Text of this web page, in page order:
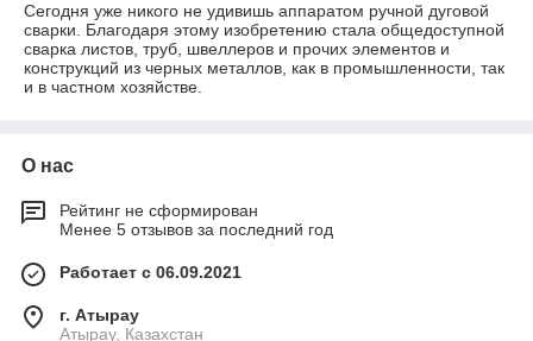
Сегодня уже никого не удивишь аппаратом ручной дуговой
сварки. Благодаря этому изобретению стала общедоступной
сварка листов, труб, швеллеров и прочих элементов и
конструкций из черных металлов, как в промышленности, так
и в частном хозяйстве.
О нас
Рейтинг не сформирован
Менее 5 отзывов за последний год
Работает с 06.09.2021
г. Атырау
Атырау, Казахстан